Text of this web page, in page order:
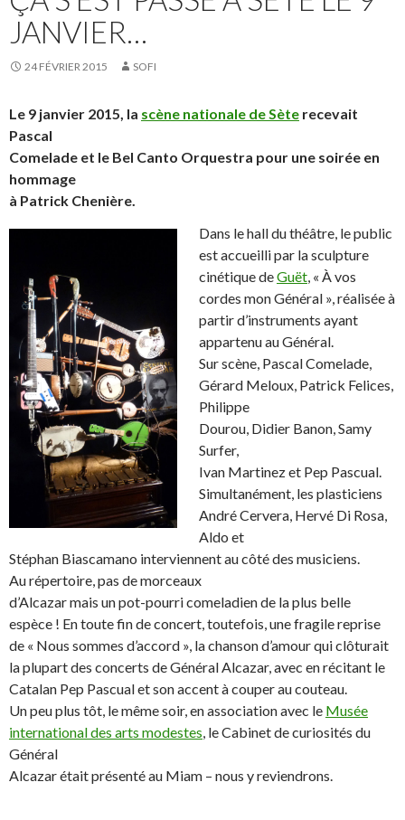
JANVIER…
24 FÉVRIER 2015 SOFI
Le 9 janvier 2015, la scène nationale de Sète recevait
Pascal
Comelade et le Bel Canto Orquestra pour une soirée en
hommage
à Patrick Chenière.
Dans le hall du théâtre, le public
est accueilli par la sculpture
cinétique deGuët, « À vos
cordes mon Général », réalisée à
partir d’instruments ayant
appartenu au Général.
Sur scène, Pascal Comelade,
Gérard Meloux, Patrick Felices,
Philippe
Dourou, Didier Banon, Samy
Surfer,
Ivan Martinez et Pep Pascual.
Simultanément, les plasticiens
André Cervera, Hervé Di Rosa,
Aldo et
Stéphan Biascamano interviennent au côté des musiciens.
Au répertoire, pas de morceaux
d’Alcazar mais un pot-pourri comeladien de la plus belle
espèce ! En toute fin de concert, toutefois, une fragile reprise
de « Nous sommes d’accord », la chanson d’amour qui clôturait
la plupart des concerts de Général Alcazar, avec en récitant le
Catalan Pep Pascual et son accent à couper au couteau.
Un peu plus tôt, le même soir, en association avec le Musée
international des arts modestes, le Cabinet de curiosités du
Général
Alcazar était présenté au Miam – nous y reviendrons.